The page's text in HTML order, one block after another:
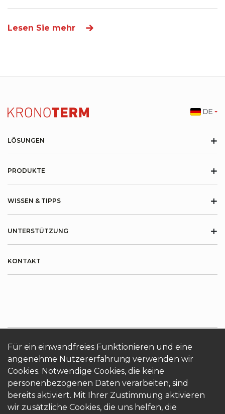
Lesen Sie mehr
Für ein einwandfreies Funktionieren und eine
angenehme Nutzererfahrung verwenden wir
Cookies. Notwendige Cookies, die keine
personenbezogenen Daten verarbeiten, sind
bereits aktiviert. Mit Ihrer Zustimmung aktivieren
wir zusätzliche Cookies, die uns helfen, die
LÖSUNGEN +
PRODUKTE +
WISSEN & TIPPS +
UNTERSTÜTZUNG +
KONTAKT
ÜBER KRONOTERM Cookies Login
DE